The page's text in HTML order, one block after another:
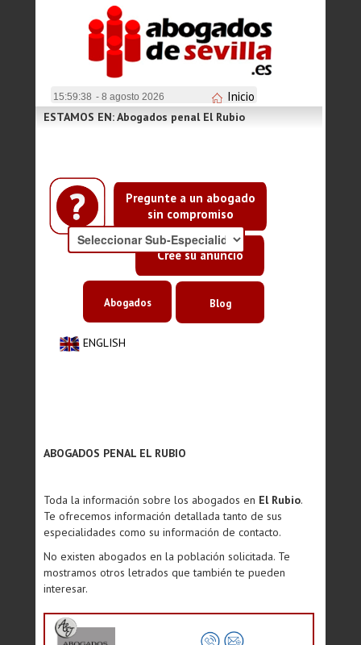
15:59:39 - 8 agosto 2026 Inicio
Pregunte a un abogado
sin compromiso
Cree su anuncio
ESTAMOS EN: Abogados penal El Rubio
ENGLISH
Abogados Blog
ABOGADOS PENAL EL RUBIO
Toda la información sobre los abogados en El Rubio.
Te ofrecemos información detallada tanto de sus
especialidades como su información de contacto.
No existen abogados en la población solicitada. Te
mostramos otros letrados que también te pueden
interesar.